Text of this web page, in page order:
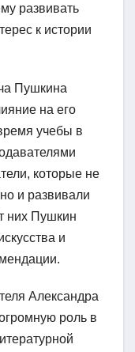
развивать
к истории
Пушкина
на его
учебы в
которые не
и развивали
них Пушкин
и
Александра
роль в